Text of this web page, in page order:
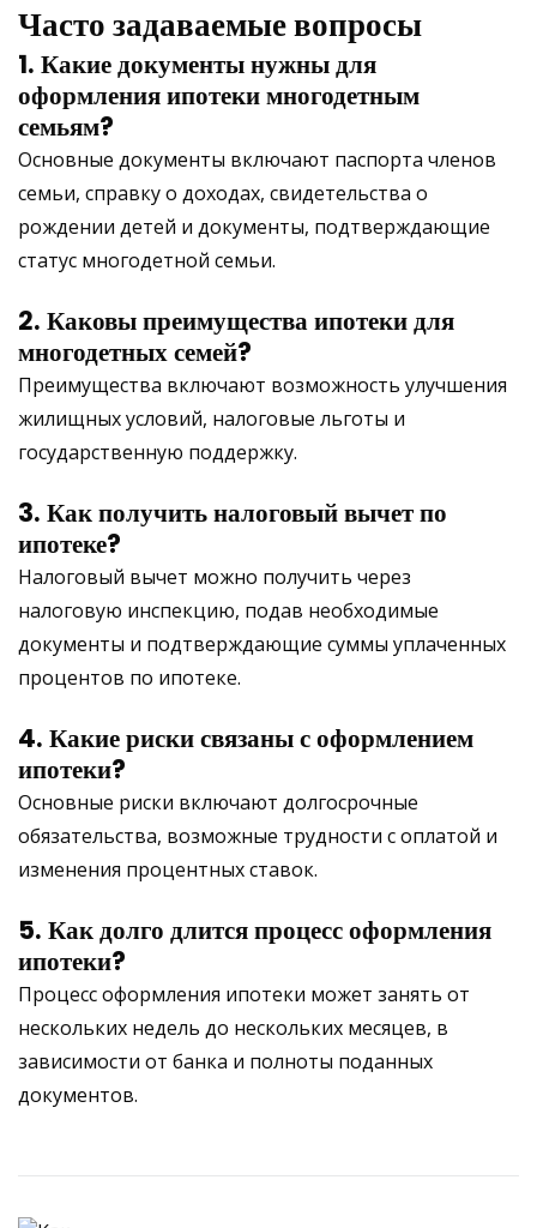
Часто задаваемые вопросы
1. Какие документы нужны для
оформления ипотеки многодетным
семьям?
Основные документы включают паспорта членов
семьи, справку о доходах, свидетельства о
рождении детей и документы, подтверждающие
статус многодетной семьи.
2. Каковы преимущества ипотеки для
многодетных семей?
Преимущества включают возможность улучшения
жилищных условий, налоговые льготы и
государственную поддержку.
3. Как получить налоговый вычет по
ипотеке?
Налоговый вычет можно получить через
налоговую инспекцию, подав необходимые
документы и подтверждающие суммы уплаченных
процентов по ипотеке.
4. Какие риски связаны с оформлением
ипотеки?
Основные риски включают долгосрочные
обязательства, возможные трудности с оплатой и
изменения процентных ставок.
5. Как долго длится процесс оформления
ипотеки?
Процесс оформления ипотеки может занять от
нескольких недель до нескольких месяцев, в
зависимости от банка и полноты поданных
документов.